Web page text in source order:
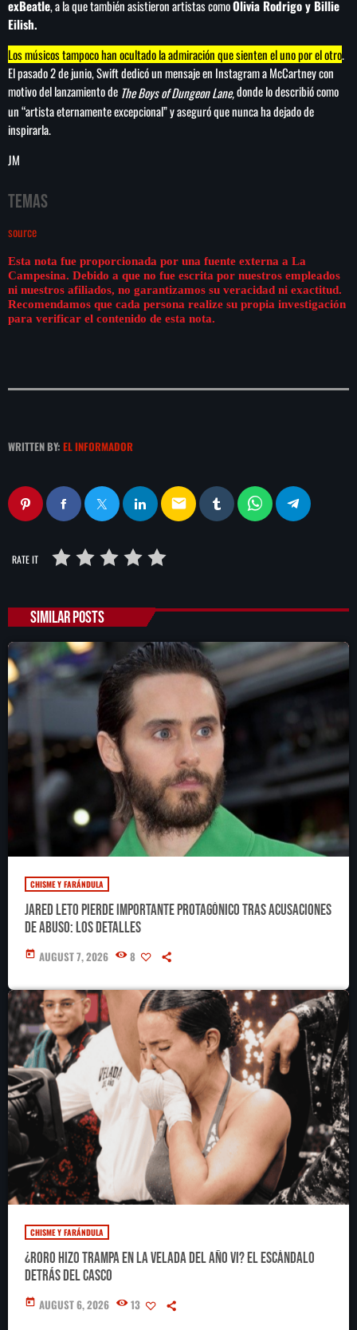
exBeatle, a la que también asistieron artistas comoOlivia Rodrigo y Billie
Eilish.
Los músicos tampoco han ocultado la admiración que sienten el uno por el otro.
El pasado 2 de junio, Swift dedicó un mensaje en Instagram a McCartney con
motivo del lanzamiento de The Boys of Dungeon Lane,donde lo describió como
un “artista eternamente excepcional” y aseguró que nunca ha dejado de
inspirarla.
JM
Temas
source
Esta nota fue proporcionada por una fuente externa a La
Campesina. Debido a que no fue escrita por nuestros empleados
ni nuestros afiliados, no garantizamos su veracidad ni exactitud.
Recomendamos que cada persona realize su propia investigación
para verificar el contenido de esta nota.
WRITTEN BY: EL INFORMADOR
email
RATE IT
SIMILAR POSTS
CHISME Y FARÁNDULA
Jared Leto pierde importante protagónico tras acusaciones
de abuso: los detalles
today AUGUST 7, 2026 8
CHISME Y FARÁNDULA
¿RoRo hizo trampa en La Velada del Año VI? El escándalo
detrás del casco
today AUGUST 6, 2026 13